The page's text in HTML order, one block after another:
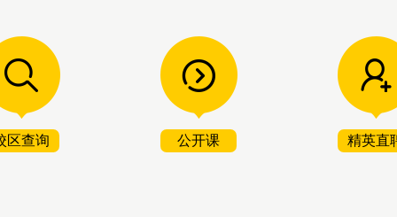
区查询 公开课 精英直